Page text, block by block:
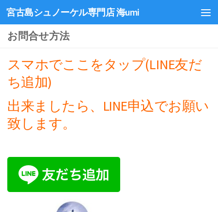
宮古島シュノーケル専門店 海umi
お問合せ方法
スマホでここをタップ(LINE友だ
ち追加)
出来ましたら、LINE申込でお願い
致します。